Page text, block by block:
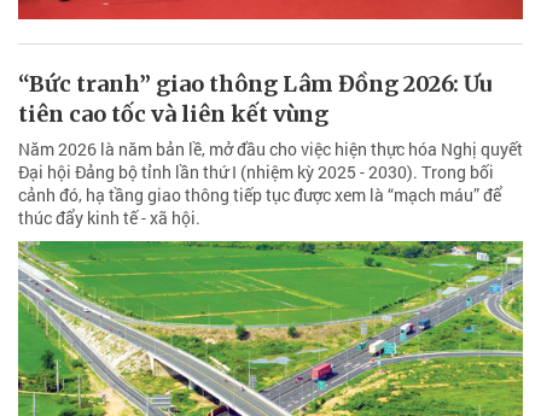
“Bức tranh” giao thông Lâm Đồng 2026: Ưu
tiên cao tốc và liên kết vùng
Năm 2026 là năm bản lề, mở đầu cho việc hiện thực hóa Nghị quyết
Đại hội Đảng bộ tỉnh lần thứ I (nhiệm kỳ 2025 - 2030). Trong bối
cảnh đó, hạ tầng giao thông tiếp tục được xem là “mạch máu” để
thúc đẩy kinh tế - xã hội.